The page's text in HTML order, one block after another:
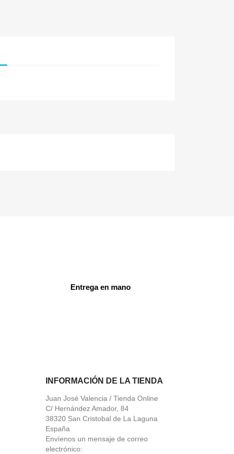
Entrega en mano
INFORMACIÓN DE LA TIENDA
Juan José Valencia / Tienda Online
C/ Hernández Amador, 84
38320 San Cristobal de La Laguna
España
Envíenos un mensaje de correo
electrónico: